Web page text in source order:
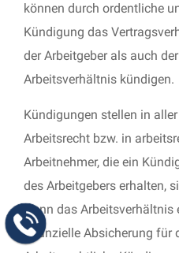
können durch ordentliche
Kündigung das
der Arbeitgeber als auch
Arbeitsverhältnis kündigen.
Kündigungen stellen in
Arbeitsrecht bzw. in
Arbeitnehmer, die ein
des Arbeitgebers erhalten,
wenn das Arbeitsverhältnis
finanzielle Absicherung für